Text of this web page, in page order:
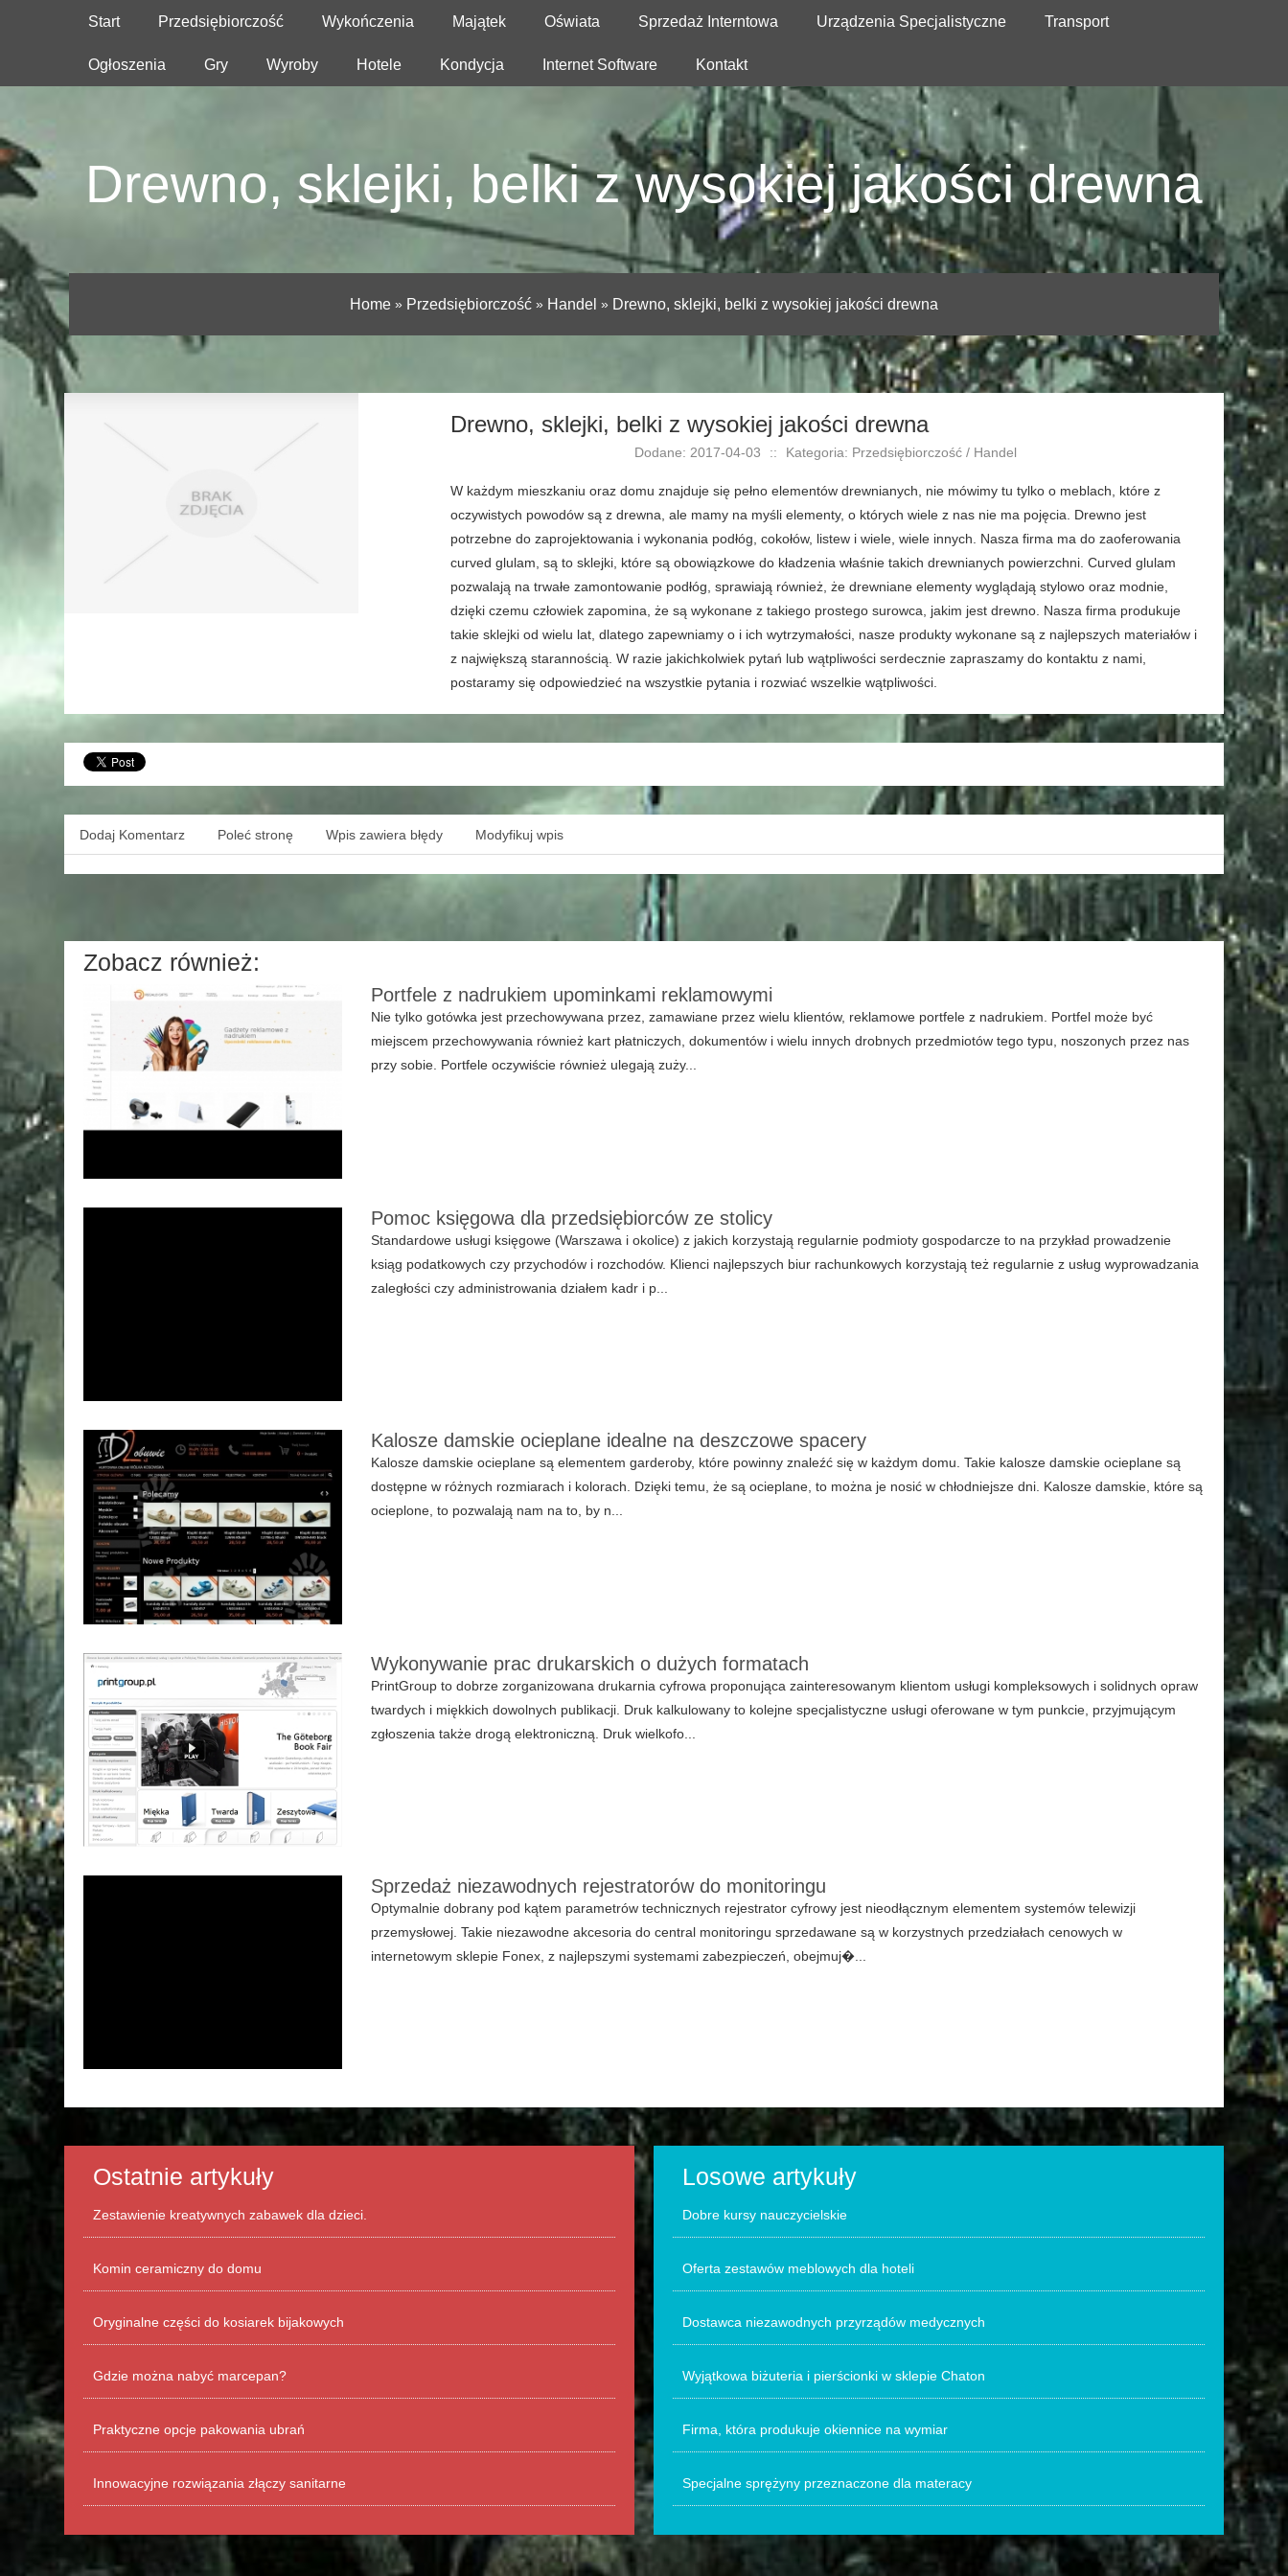
Start Przedsiębiorczość Wykończenia Majątek Oświata Sprzedaż Interntowa Urządzenia Specjalistyczne Transport
Ogłoszenia Gry Wyroby Hotele Kondycja Internet Software Kontakt
Drewno, sklejki, belki z wysokiej jakości drewna
Home » Przedsiębiorczość » Handel » Drewno, sklejki, belki z wysokiej jakości drewna
Drewno, sklejki, belki z wysokiej jakości drewna
Dodane: 2017-04-03 :: Kategoria: Przedsiębiorczość / Handel
W każdym mieszkaniu oraz domu znajduje się pełno elementów drewnianych, nie mówimy tu tylko o meblach, które z
oczywistych powodów są z drewna, ale mamy na myśli elementy, o których wiele z nas nie ma pojęcia. Drewno jest
potrzebne do zaprojektowania i wykonania podłóg, cokołów, listew i wiele, wiele innych. Nasza firma ma do zaoferowania
curved glulam, są to sklejki, które są obowiązkowe do kładzenia właśnie takich drewnianych powierzchni. Curved glulam
pozwalają na trwałe zamontowanie podłóg, sprawiają również, że drewniane elementy wyglądają stylowo oraz modnie,
dzięki czemu człowiek zapomina, że są wykonane z takiego prostego surowca, jakim jest drewno. Nasza firma produkuje
takie sklejki od wielu lat, dlatego zapewniamy o i ich wytrzymałości, nasze produkty wykonane są z najlepszych materiałów i
z największą starannością. W razie jakichkolwiek pytań lub wątpliwości serdecznie zapraszamy do kontaktu z nami,
postaramy się odpowiedzieć na wszystkie pytania i rozwiać wszelkie wątpliwości.
Dodaj Komentarz Poleć stronę Wpis zawiera błędy Modyfikuj wpis
Zobacz również:
Portfele z nadrukiem upominkami reklamowymi
Nie tylko gotówka jest przechowywana przez, zamawiane przez wielu klientów, reklamowe portfele z nadrukiem. Portfel może być
miejscem przechowywania również kart płatniczych, dokumentów i wielu innych drobnych przedmiotów tego typu, noszonych przez nas
przy sobie. Portfele oczywiście również ulegają zuży...
Pomoc księgowa dla przedsiębiorców ze stolicy
Standardowe usługi księgowe (Warszawa i okolice) z jakich korzystają regularnie podmioty gospodarcze to na przykład prowadzenie
ksiąg podatkowych czy przychodów i rozchodów. Klienci najlepszych biur rachunkowych korzystają też regularnie z usług wyprowadzania
zaległości czy administrowania działem kadr i p...
Kalosze damskie ocieplane idealne na deszczowe spacery
Kalosze damskie ocieplane są elementem garderoby, które powinny znaleźć się w każdym domu. Takie kalosze damskie ocieplane są
dostępne w różnych rozmiarach i kolorach. Dzięki temu, że są ocieplane, to można je nosić w chłodniejsze dni. Kalosze damskie, które są
ocieplone, to pozwalają nam na to, by n...
Wykonywanie prac drukarskich o dużych formatach
PrintGroup to dobrze zorganizowana drukarnia cyfrowa proponująca zainteresowanym klientom usługi kompleksowych i solidnych opraw
twardych i miękkich dowolnych publikacji. Druk kalkulowany to kolejne specjalistyczne usługi oferowane w tym punkcie, przyjmującym
zgłoszenia także drogą elektroniczną. Druk wielkofo...
Sprzedaż niezawodnych rejestratorów do monitoringu
Optymalnie dobrany pod kątem parametrów technicznych rejestrator cyfrowy jest nieodłącznym elementem systemów telewizji
przemysłowej. Takie niezawodne akcesoria do central monitoringu sprzedawane są w korzystnych przedziałach cenowych w
internetowym sklepie Fonex, z najlepszymi systemami zabezpieczeń, obejmuj�...
Ostatnie artykuły
Zestawienie kreatywnych zabawek dla dzieci.
Komin ceramiczny do domu
Oryginalne części do kosiarek bijakowych
Gdzie można nabyć marcepan?
Praktyczne opcje pakowania ubrań
Innowacyjne rozwiązania złączy sanitarne
Losowe artykuły
Dobre kursy nauczycielskie
Oferta zestawów meblowych dla hoteli
Dostawca niezawodnych przyrządów medycznych
Wyjątkowa biżuteria i pierścionki w sklepie Chaton
Firma, która produkuje okiennice na wymiar
Specjalne sprężyny przeznaczone dla materacy